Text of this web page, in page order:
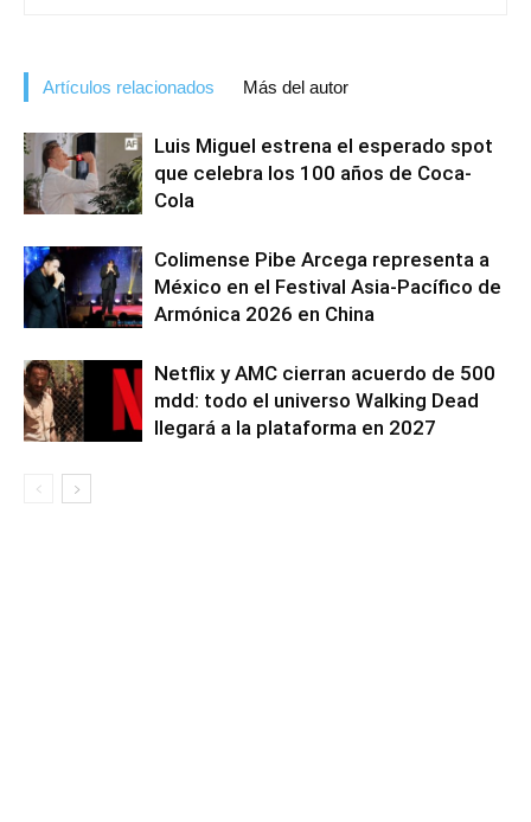
Artículos relacionados Más del autor
Luis Miguel estrena el esperado spot
que celebra los 100 años de Coca-
Cola
Colimense Pibe Arcega representa a
México en el Festival Asia-Pacífico de
Armónica 2026 en China
Netflix y AMC cierran acuerdo de 500
mdd: todo el universo Walking Dead
llegará a la plataforma en 2027